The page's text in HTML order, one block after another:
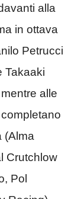
alla
in ottava
Petrucci
Takaaki
alle
(Alma
Crutchlow
Pol